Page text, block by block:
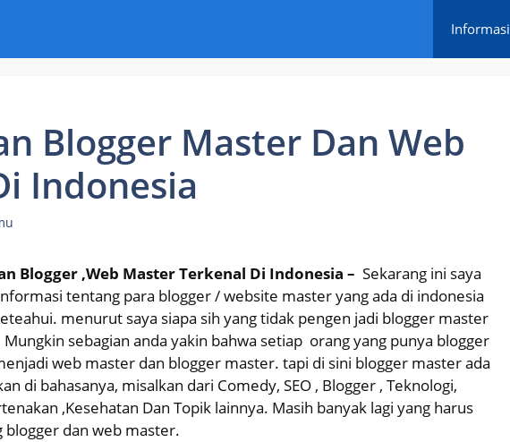
Informasi
Blogger Master Dan Web
Indonesia
Blogger ,Web Master Terkenal Di Indonesia – Sekarang ini saya
tentang para blogger / website master yang ada di indonesia
menurut saya siapa sih yang tidak pengen jadi blogger master
sebagian anda yakin bahwa setiap orang yang punya blogger
web master dan blogger master. tapi di sini blogger master ada
di bahasanya, misalkan dari Comedy, SEO , Blogger , Teknologi,
,Kesehatan Dan Topik lainnya. Masih banyak lagi yang harus
dan web master.